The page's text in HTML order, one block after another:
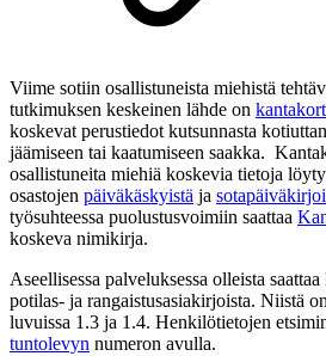
Viime sotiin osallistuneista miehistä
tutkimuksen keskeinen lähde on
koskevat perustiedot kutsunnasta
jäämiseen tai kaatumiseen saakka.
osallistuneita miehiä koskevia tietoja
osastojen päiväkäskyistä ja
työsuhteessa puolustusvoimiin saattaa
koskeva nimikirja.
Aseellisessa palveluksessa olleista
potilas- ja rangaistusasiakirjoista. Niistä
luvuissa 1.3 ja 1.4. Henkilötietojen
tuntolevyn numeron avulla.